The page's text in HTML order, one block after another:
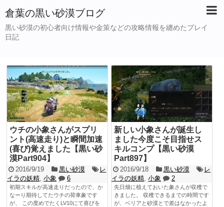
倉葉の黒い砂漠ブログ
黒い砂漠の初心者向け情報や金策などの攻略情報を纏めたプレイ
日記
ウチの小象さんがスプリ
ント(高速走り)と瞬間加速
(喜び)覚えました【黒い砂
漠Part904】
2016/9/19 黒い砂漠
レ
イラの妖精, 小象 6
初期スキルが高速走りだったので、か
なーり期待してたウチの荷車象です
が、 この度めでたくLV10にて喜びを
新しい小象さんが誕生し
ました今度こそ目指せス
キルコンプ【黒い砂漠
Part897】
2016/9/18 黒い砂漠
レ
イラの妖精, 小象 2
先日畑に植えておいた象さんが収穫で
きました。 収穫できるまでの時間です
が、ベリアと砂漠とで差はなかったよ